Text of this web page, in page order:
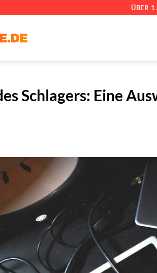
ÜBER
Schlagers: Eine